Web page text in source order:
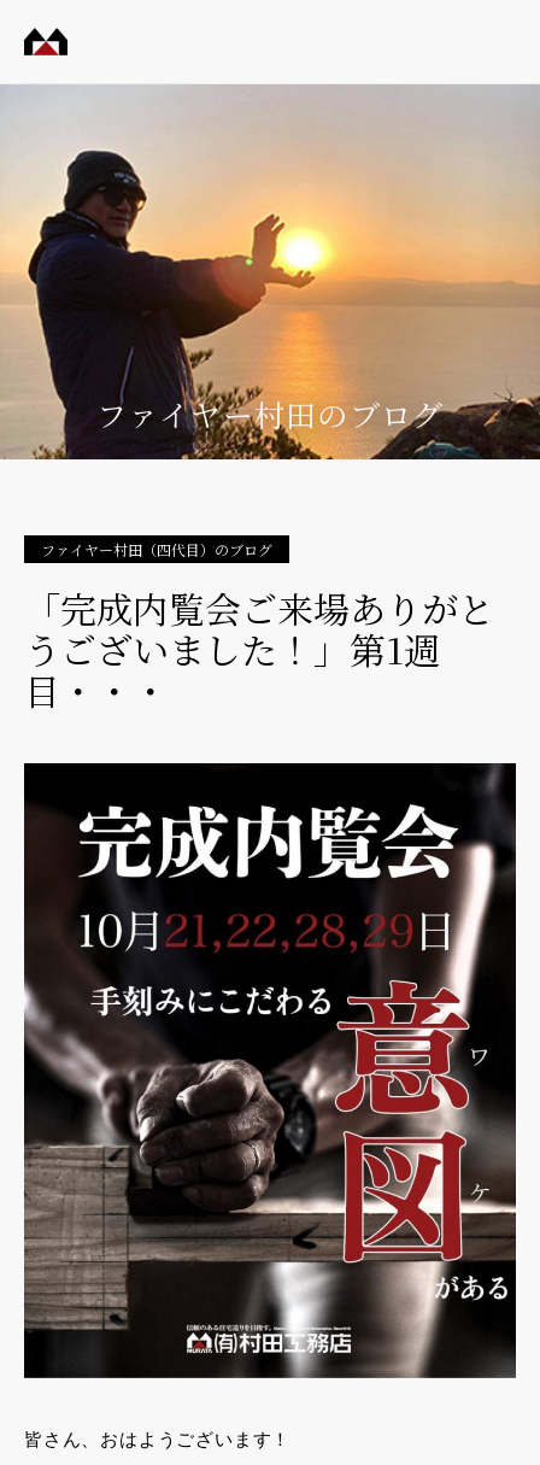
工務
ファイヤー村田のブログ
ファイヤー村田（四代目）のブログ
「完成内覧会ご来場ありがと
うございました！」第1週
目・・・
皆さん、おはようございます！